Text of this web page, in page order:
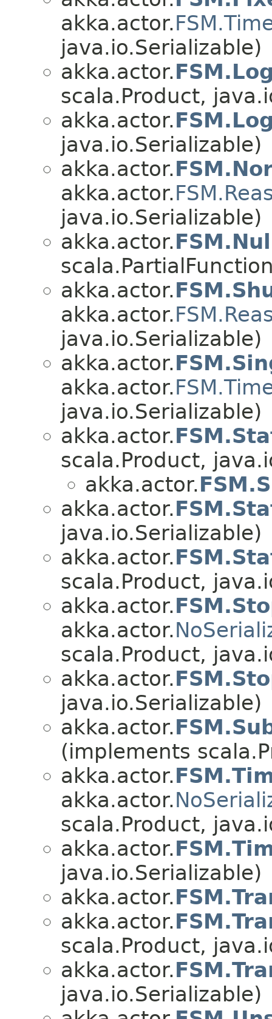
akka.actor.
java.io.Serializable)
akka.actor.
scala.Product,
akka.actor.
java.io.Serializable)
akka.actor.
akka.actor.
java.io.Serializable)
akka.actor.
akka.actor.
akka.actor.
java.io.Serializable)
akka.actor.
akka.actor.
java.io.Serializable)
akka.actor.
scala.Product,
akka.actor.
akka.actor.
java.io.Serializable)
akka.actor.
scala.Product,
akka.actor.
akka.actor.
scala.Product,
akka.actor.
java.io.Serializable)
akka.actor.
(implements
akka.actor.
akka.actor.
scala.Product,
akka.actor.
java.io.Serializable)
akka.actor.
akka.actor.
scala.Product,
akka.actor.
java.io.Serializable)